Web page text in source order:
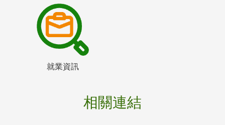
就業資訊
相關連結